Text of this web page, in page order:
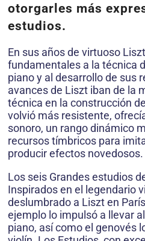
otorgarles más
estudios.
En sus años de virtuoso
fundamentales a la técnica
piano y al desarrollo de sus
avances de Liszt iban de la
técnica en la construcción
volvió más resistente,
sonoro, un rango dinámico
recursos tímbricos para
producir efectos novedosos.
Los seis Grandes estudios
Inspirados en el legendario
deslumbrado a Liszt en
ejemplo lo impulsó a llevar
piano, así como el genovés